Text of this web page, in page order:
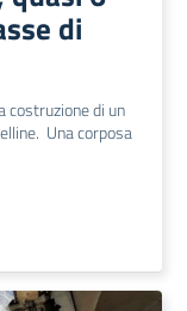
di
costruzione di un
Una corposa